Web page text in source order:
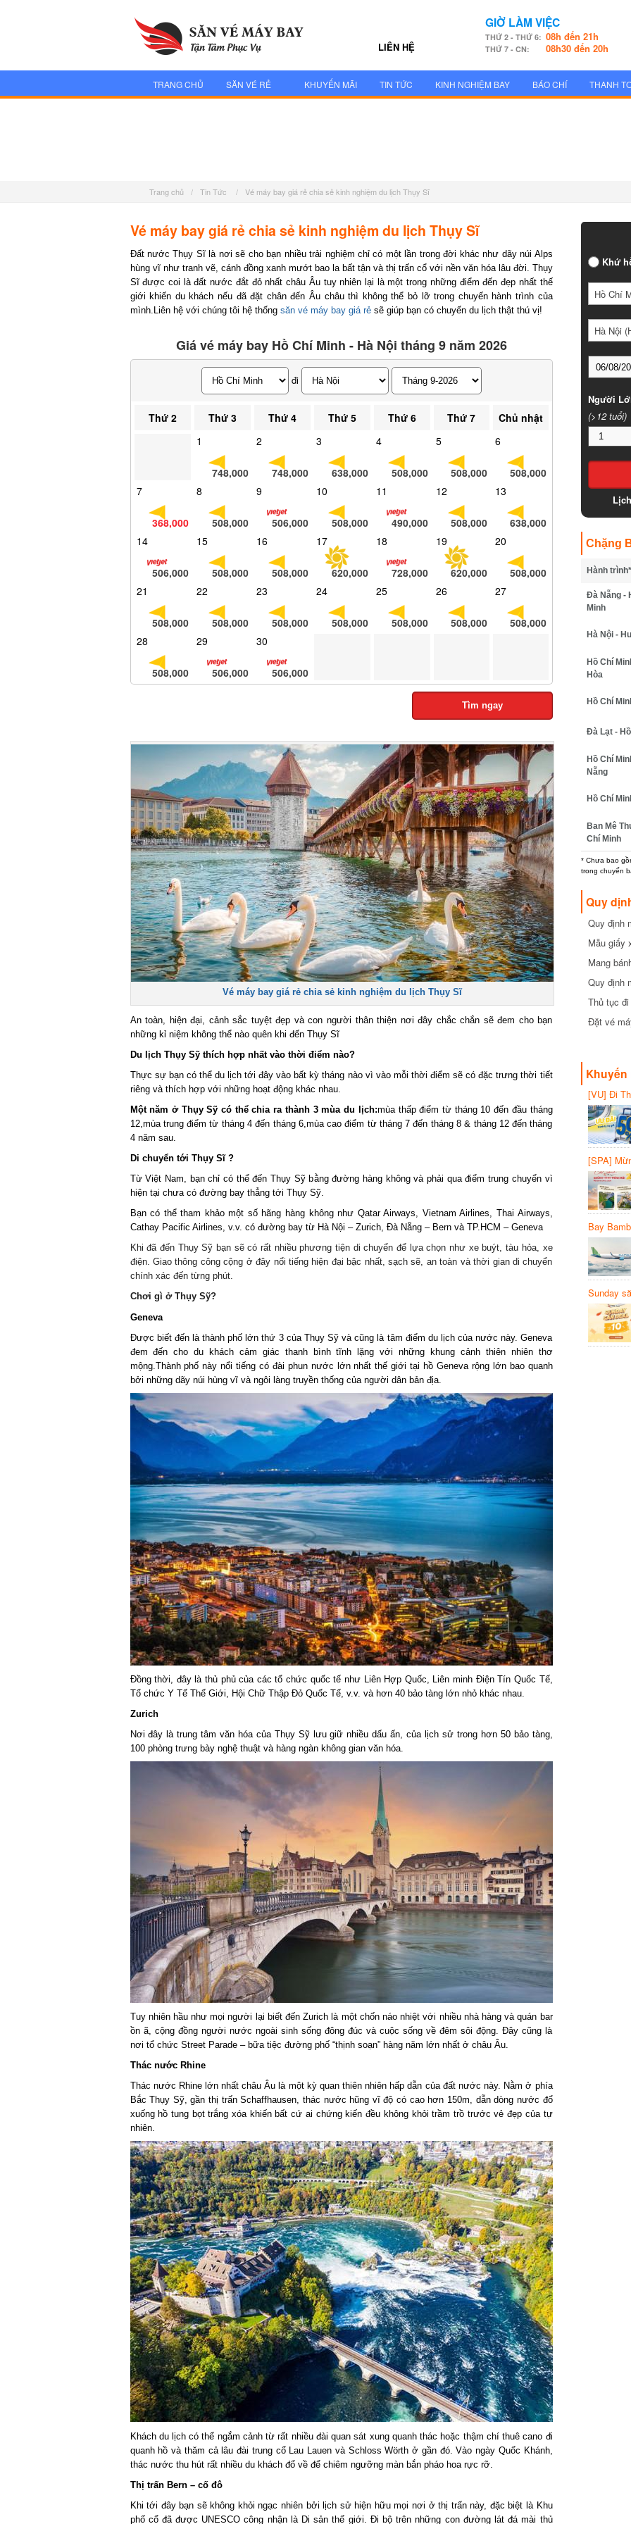
LIÊN HỆ
GIỜ LÀM VIỆC
THỨ 2 - THỨ 6: 08h đến 21h
THỨ 7 - CN: 08h30 đến 20h
TRANG CHỦ SĂN VÉ RẺ KHUYẾN MÃI TIN TỨC KINH NGHIỆM BAY BÁO CHÍ THANH
Trang chủ / Tin Tức / Vé máy bay giá rẻ chia sẻ kinh nghiệm du lịch Thụy Sĩ
Vé máy bay giá rẻ chia sẻ kinh nghiệm du lịch Thụy Sĩ
Đất nước Thụy Sĩ là nơi sẽ cho bạn nhiều trải nghiệm chỉ có một lần trong đời khác như dãy núi Alps
hùng vĩ như tranh vẽ, cánh đồng xanh mướt bao la bất tận và thị trấn cổ với nền văn hóa lâu đời. Thụy
Sĩ được coi là đất nước đắt đỏ nhất châu Âu tuy nhiên lại là một trong những điểm đến đẹp nhất thế
giới khiến du khách nếu đã đặt chân đến Âu châu thì không thể bỏ lỡ trong chuyến hành trình của
mình.Liên hệ với chúng tôi hệ thống săn vé máy bay giá rẻsẽ giúp bạn có chuyến du lịch thật thú vị!
Giá vé máy bay Hồ Chí Minh - Hà Nội tháng 9 năm 2026
đi
Thứ 2 Thứ 3 Thứ 4 Thứ 5 Thứ 6 Thứ 7
Chủ nhật
1
748,000
2
748,000
3
638,000
4
508,000
5
508,000
6
508,000
7
368,000
8
508,000
9
506,000
10
508,000
11
490,000
12
508,000
13
638,000
14
506,000
15
508,000
16
508,000
17
620,000
18
728,000
19
620,000
20
508,000
21
508,000
22
508,000
23
508,000
24
508,000
25
508,000
26
508,000
27
508,000
28
508,000
29
506,000
30
506,000
Tìm ngay
Vé máy bay giá rẻ chia sẻ kinh nghiệm du lịch Thụy Sĩ
An toàn, hiện đại, cảnh sắc tuyệt đẹp và con người thân thiện nơi đây chắc chắn sẽ đem cho bạn
những kỉ niệm không thể nào quên khi đến Thụy Sĩ
Du lịch Thụy Sỹ thích hợp nhất vào thời điểm nào?
Thực sự bạn có thể du lịch tới đây vào bất kỳ tháng nào vì vào mỗi thời điểm sẽ có đặc trưng thời tiết
riêng và thích hợp với những hoạt động khác nhau.
Một năm ở Thụy Sỹ có thể chia ra thành 3 mùa du lịch:mùa thấp điểm từ tháng 10 đến đầu tháng
12,mùa trung điểm từ tháng 4 đến tháng 6,mùa cao điểm từ tháng 7 đến tháng 8 & tháng 12 đến tháng
4 năm sau.
Di chuyển tới Thụy Sĩ ?
Từ Việt Nam, bạn chỉ có thể đến Thụy Sỹ bằng đường hàng không và phải qua điểm trung chuyển vì
hiện tại chưa có đường bay thẳng tới Thụy Sỹ.
Bạn có thể tham khảo một số hãng hàng không như Qatar Airways, Vietnam Airlines, Thai Airways,
Cathay Pacific Airlines, v.v. có đường bay từ Hà Nội – Zurich, Đà Nẵng – Bern và TP.HCM – Geneva
Khi đã đến Thụy Sỹ bạn sẽ có rất nhiều phương tiện di chuyển để lựa chọn như xe buýt, tàu hỏa, xe
điện. Giao thông công cộng ở đây nổi tiếng hiện đại bậc nhất, sạch sẽ, an toàn và thời gian di chuyển
chính xác đến từng phút.
Chơi gì ở Thụy Sỹ?
Geneva
Được biết đến là thành phố lớn thứ 3 của Thụy Sỹ và cũng là tâm điểm du lịch của nước này. Geneva
đem đến cho du khách cảm giác thanh bình tĩnh lặng với những khung cảnh thiên nhiên thơ
mộng.Thành phố này nổi tiếng có đài phun nước lớn nhất thế giới tại hồ Geneva rộng lớn bao quanh
bởi những dãy núi hùng vĩ và ngôi làng truyền thống của người dân bản địa.
Đồng thời, đây là thủ phủ của các tổ chức quốc tế như Liên Hợp Quốc, Liên minh Điện Tín Quốc Tế,
Tổ chức Y Tế Thế Giới, Hội Chữ Thập Đỏ Quốc Tế, v.v. và hơn 40 bảo tàng lớn nhỏ khác nhau.
Zurich
Nơi đây là trung tâm văn hóa của Thụy Sỹ lưu giữ nhiều dấu ấn, của lịch sử trong hơn 50 bảo tàng,
100 phòng trưng bày nghệ thuật và hàng ngàn không gian văn hóa.
Tuy nhiên hầu như mọi người lại biết đến Zurich là một chốn náo nhiệt với nhiều nhà hàng và quán bar
ồn ã, cộng đồng người nước ngoài sinh sống đông đúc và cuộc sống về đêm sôi động. Đây cũng là
nơi tổ chức Street Parade – bữa tiệc đường phố “thịnh soạn” hàng năm lớn nhất ở châu Âu.
Thác nước Rhine
Thác nước Rhine lớn nhất châu Âu là một kỳ quan thiên nhiên hấp dẫn của đất nước này. Nằm ở phía
Bắc Thụy Sỹ, gần thị trấn Schaffhausen, thác nước hũng vĩ độ có cao hơn 150m, dẫn dòng nước đổ
xuống hồ tung bọt trắng xóa khiến bất cứ ai chứng kiến đều không khỏi trầm trồ trước vẻ đẹp của tự
nhiên.
Khách du lịch có thể ngắm cảnh từ rất nhiều đài quan sát xung quanh thác hoặc thậm chí thuê cano đi
quanh hồ và thăm cả lâu đài trung cổ Lau Lauen và Schloss Wörth ở gần đó. Vào ngày Quốc Khánh,
thác nước thu hút rất nhiều du khách đổ về để chiêm ngưỡng màn bắn pháo hoa rực rỡ.
Thị trấn Bern – cố đô
Khi tới đây bạn sẽ không khỏi ngạc nhiên bởi lịch sử hiện hữu mọi nơi ở thị trấn này, đặc biệt là Khu
phố cổ đã được UNESCO công nhận là Di sản thế giới. Đi bộ trên những con đường lát đá mài thủ
Khứ
Hồ Chí
Hà Nội
Người
(>12 tuổi)
Chặng
Hành trình*
Đà Nẵng -
Minh
Hà Nội -
Hồ Chí
Hòa
Hồ Chí
Đà Lạt -
Hồ Chí
Nẵng
Hồ Chí
Ban Mê
Chí Minh
* Chưa bao
trong chuyến
Quy
Quy định
cần biết
Mẫu giấy
Mang
Quy định
Thủ tục
Đặt vé
Khuyến
[VU] Đi
giảm 50%
[SPA]
20%
Bay
Sunday